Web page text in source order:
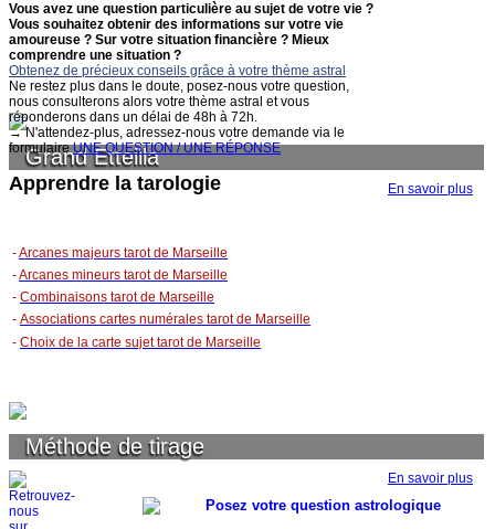
Grand Etteilla
En savoir plus
Méthode de tirage
En savoir plus
Vous avez une question particulière au sujet de votre vie ?
Vous souhaitez obtenir des informations sur votre vie
amoureuse ? Sur votre situation financière ? Mieux
comprendre une situation ?
Obtenez de précieux conseils grâce à votre thème astral
Ne restez plus dans le doute, posez-nous votre question,
nous consulterons alors votre thème astral et vous
réponderons dans un délai de 48h à 72h.
→ N'attendez-plus, adressez-nous votre demande via le
formulaireUNE QUESTION / UNE RÉPONSE
Apprendre la tarologie
-Arcanes majeurs tarot de Marseille
-Arcanes mineurs tarot de Marseille
- Combinaisons tarot de Marseille
- Associations cartes numérales tarot de Marseille
- Choix de la carte sujet tarot de Marseille